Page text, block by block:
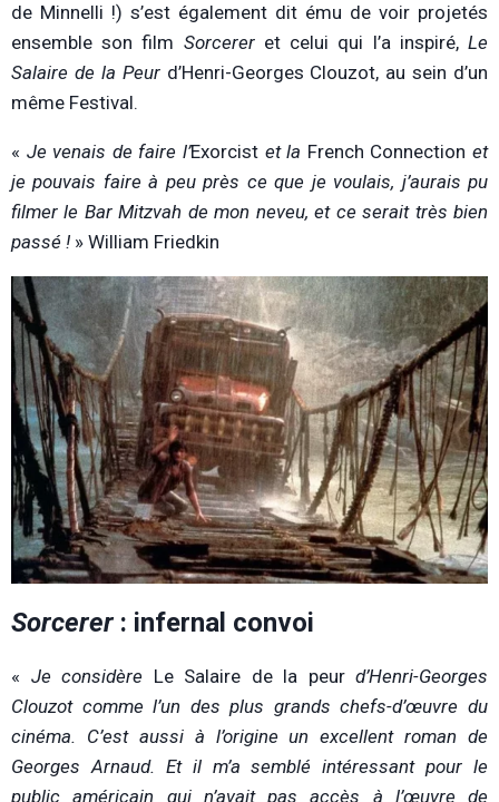
de Minnelli !) s’est également dit ému de voir projetés
ensemble son film Sorcereret celui qui l’a inspiré,Le
Salaire de la Peurd’Henri-Georges Clouzot, au sein d’un
même Festival.
« Je venais de faire l’Exorcist et la French Connection et
je pouvais faire à peu près ce que je voulais, j’aurais pu
filmer le Bar Mitzvah de mon neveu, et ce serait très bien
passé ! » William Friedkin
Sorcerer : infernal convoi
« Je considère Le Salaire de la peurd’Henri-Georges
Clouzot comme l’un des plus grands chefs-d’œuvre du
cinéma. C’est aussi à l’origine un excellent roman de
Georges Arnaud. Et il m’a semblé intéressant pour le
public américain qui n’avait pas accès à l’œuvre de